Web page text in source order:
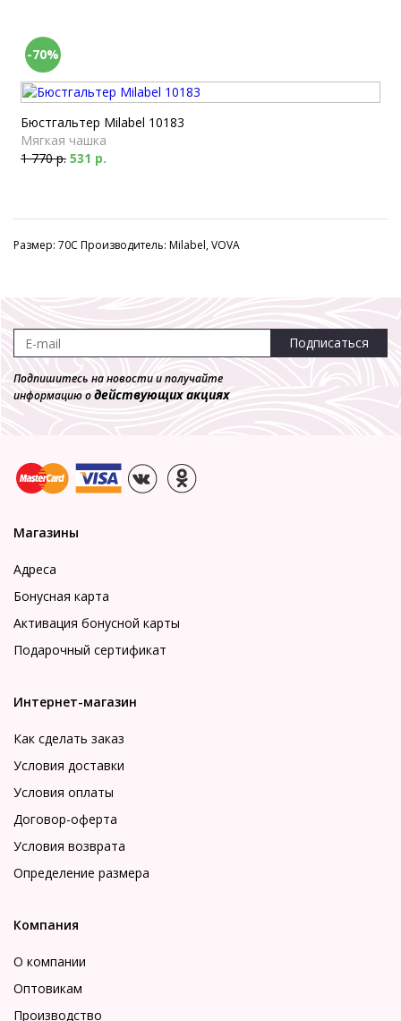
-70%
Бюстгальтер Milabel 10183
Мягкая чашка
1 770 р. 531 р.
Размер: 70C Производитель: Milabel, VOVA
Подписаться
Подпишитесь на новости и получайте
информацию одействующих акциях
Магазины
Адреса
Бонусная карта
Активация бонусной карты
Подарочный сертификат
Интернет-магазин
Как сделать заказ
Условия доставки
Условия оплаты
Договор-оферта
Условия возврата
Определение размера
Компания
О компании
Оптовикам
Производство